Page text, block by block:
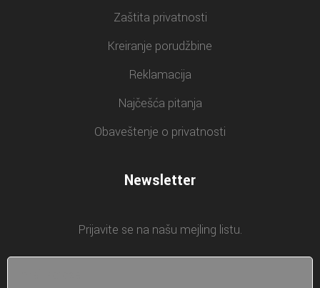
Zaštita privatnosti
Kreiranje porudžbine
Reklamacija
Najčešća pitanja
Obaveštenje o privatnosti
Newsletter
Prijavite se na našu mejling listu.